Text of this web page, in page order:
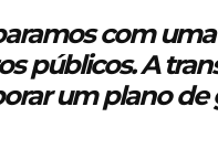
com
públicos. A
um plano de